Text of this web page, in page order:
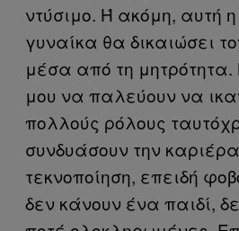
ντύσιμο. Ή ακόμη, αυτή η
γυναίκα θα δικαιώσει
μέσα από τη
μου να παλεύουν να
πολλούς ρόλους
συνδυάσουν την
τεκνοποίηση, επειδή
δεν κάνουν ένα παιδί,